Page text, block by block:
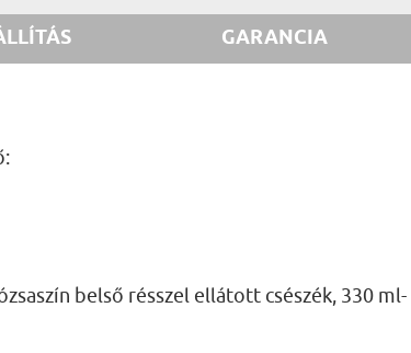
GARANCIA
belső résszel ellátott csészék, 330 ml-